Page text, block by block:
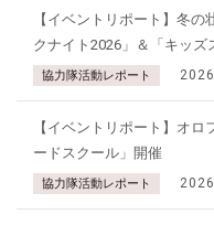
【イベントリポート】冬
クナイト2026」＆「キッズ
協力隊活動レポート
【イベントリポート】オ
ードスクール」開催
協力隊活動レポート